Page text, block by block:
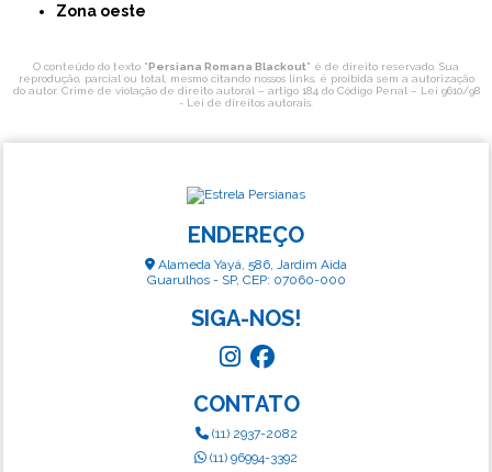
Zona oeste
O conteúdo do texto "Persiana Romana Blackout" é de direito reservado. Sua
reprodução, parcial ou total, mesmo citando nossos links, é proibida sem a autorização
do autor. Crime de violação de direito autoral – artigo 184 do Código Penal – Lei 9610/98
- Lei de direitos autorais
ENDEREÇO
Alameda Yayá, 586, Jardim Aida
Guarulhos - SP, CEP: 07060-000
SIGA-NOS!
CONTATO
(11) 2937-2082
(11) 96994-3392